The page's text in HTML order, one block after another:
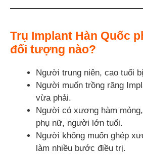
Trụ Implant Hàn Quốc
đối tượng nào?
Người trung niên, cao tuổi
Người muốn trồng răng
vừa phải.
Người có xương hàm
phụ nữ, người lớn tuổi.
Người không muốn ghép
làm nhiều bước điều trị.